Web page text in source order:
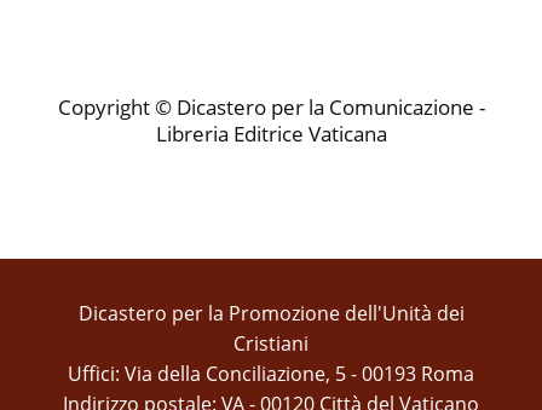
Copyright © Dicastero per la Comunicazione -
Libreria Editrice Vaticana
Dicastero per la Promozione dell'Unità dei
Cristiani
Uffici: Via della Conciliazione, 5 - 00193 Roma
Indirizzo postale: VA - 00120 Città del Vaticano